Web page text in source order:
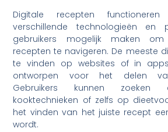
Digitale recepten
verschillende technologieën en
gebruikers mogelijk maken
recepten te navigeren. De meeste
te vinden op websites of in
ontworpen voor het delen
Gebruikers kunnen zoeken
kooktechnieken of zelfs op
het vinden van het juiste recept
wordt.